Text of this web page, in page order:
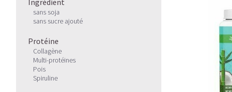
sans soja
sans sucre ajouté
Protéine
Collagène
Multi-protéines
Pois
Spiruline